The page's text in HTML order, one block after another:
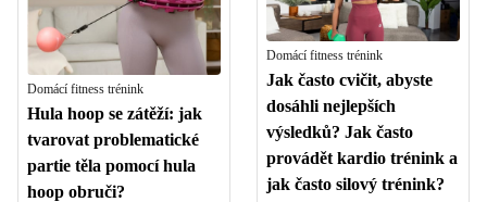
Domácí fitness trénink
Hula hoop se zátěží: jak
tvarovat problematické
partie těla pomocí hula
hoop obruči?
Domácí fitness trénink
Jak často cvičit, abyste
dosáhli nejlepších
výsledků? Jak často
provádět kardio trénink a
jak často silový trénink?